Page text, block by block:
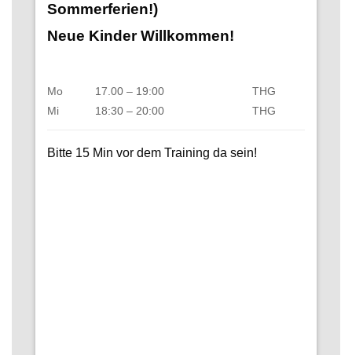
Sommerferien!)
Neue Kinder Willkommen!
Mo
Mi
17.00 – 19:00
18:30 – 20:00
THG
THG
Bitte 15 Min vor dem Training da sein!